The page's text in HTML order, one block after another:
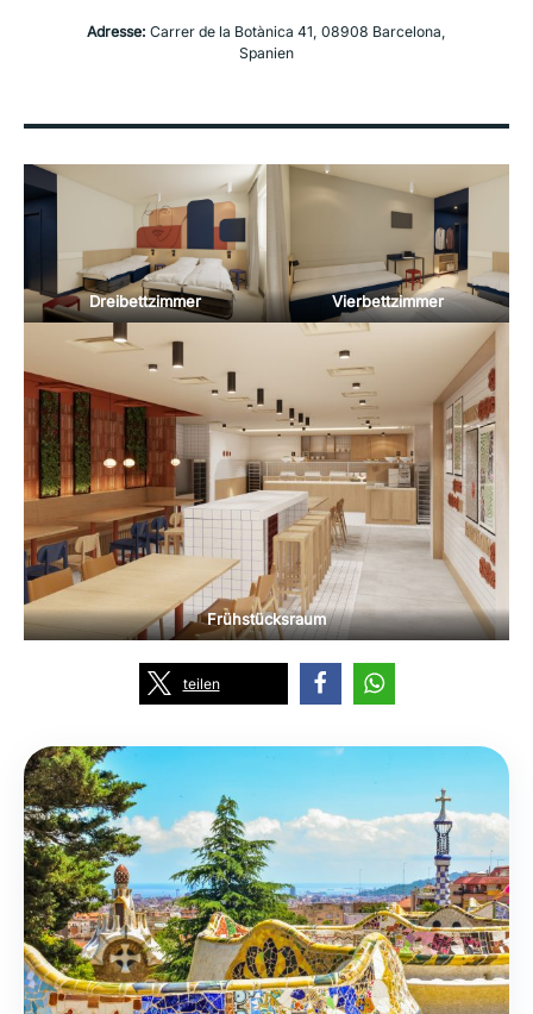
Adresse: Carrer de la Botànica 41, 08908 Barcelona,
Spanien
Dreibettzimmer Vierbettzimmer
Frühstücksraum
teilen